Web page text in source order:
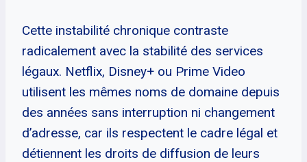
Cette instabilité chronique contraste
radicalement avec la stabilité des services
légaux. Netflix, Disney+ ou Prime Video
utilisent les mêmes noms de domaine depuis
des années sans interruption ni changement
d’adresse, car ils respectent le cadre légal et
détiennent les droits de diffusion de leurs